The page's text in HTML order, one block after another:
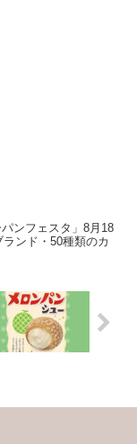
ンフェスタ」8月18
ンド・50種類のカ